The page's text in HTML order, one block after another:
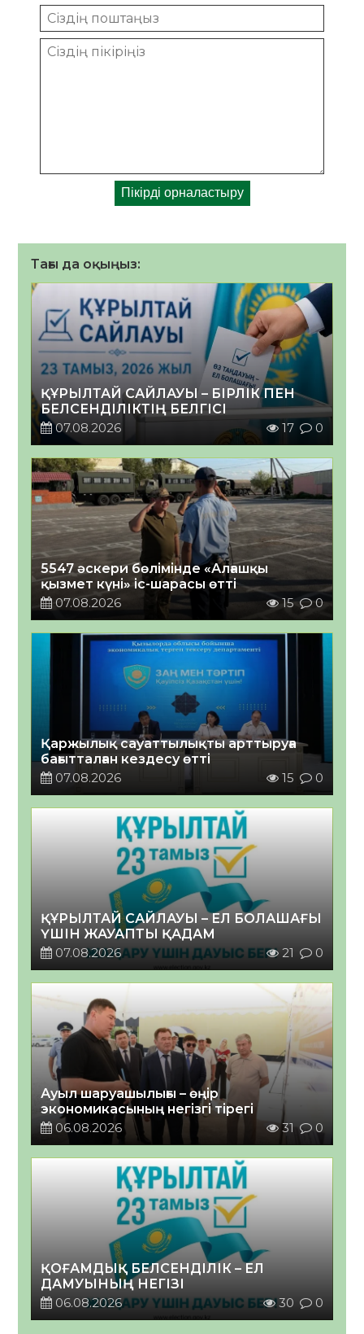
Тағы да оқыңыз:
ҚҰРЫЛТАЙ САЙЛАУЫ – БІРЛІК ПЕН
БЕЛСЕНДІЛІКТІҢ БЕЛГІСІ
07.08.2026
17 0
5547 әскери бөлімінде «Алғашқы
қызмет күні» іс-шарасы өтті
07.08.2026
15 0
Қаржылық сауаттылықты арттыруға
бағытталған кездесу өтті
07.08.2026
15 0
ҚҰРЫЛТАЙ САЙЛАУЫ – ЕЛ БОЛАШАҒЫ
ҮШІН ЖАУАПТЫ ҚАДАМ
07.08.2026
21 0
Ауыл шаруашылығы – өңір
экономикасының негізгі тірегі
06.08.2026
31 0
ҚОҒАМДЫҚ БЕЛСЕНДІЛІК – ЕЛ
ДАМУЫНЫҢ НЕГІЗІ
06.08.2026
30 0